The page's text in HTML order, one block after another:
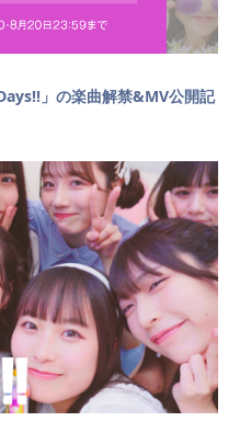
」の楽曲解禁&MV公開記